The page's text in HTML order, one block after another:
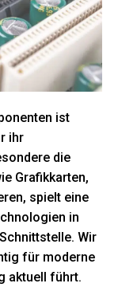
ist
ihr
die
Grafikkarten,
spielt eine
in
Wir
für moderne
aktuell führt.